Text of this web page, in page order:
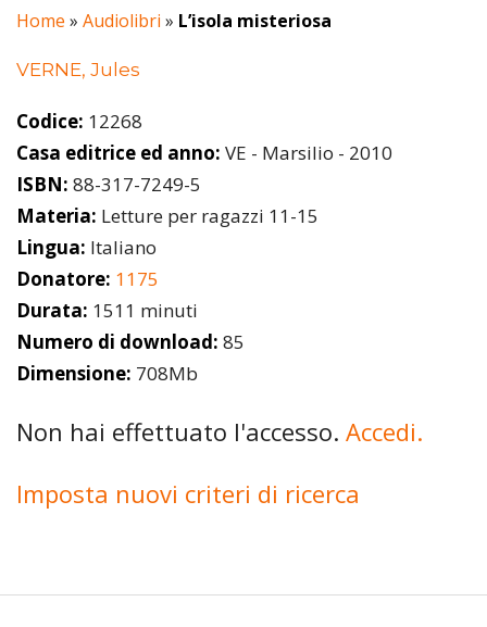
Home » Audiolibri » L’isola misteriosa
VERNE, Jules
Codice: 12268
Casa editrice ed anno: VE - Marsilio - 2010
ISBN: 88-317-7249-5
Materia: Letture per ragazzi 11-15
Lingua: Italiano
Donatore: 1175
Durata: 1511 minuti
Numero di download: 85
Dimensione: 708Mb
Non hai effettuato l'accesso. Accedi.
Imposta nuovi criteri di ricerca